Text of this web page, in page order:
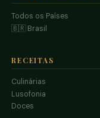
Todos os Países
🇧🇷 Brasil
RECEITAS
Culinárias
Lusofonia
Doces